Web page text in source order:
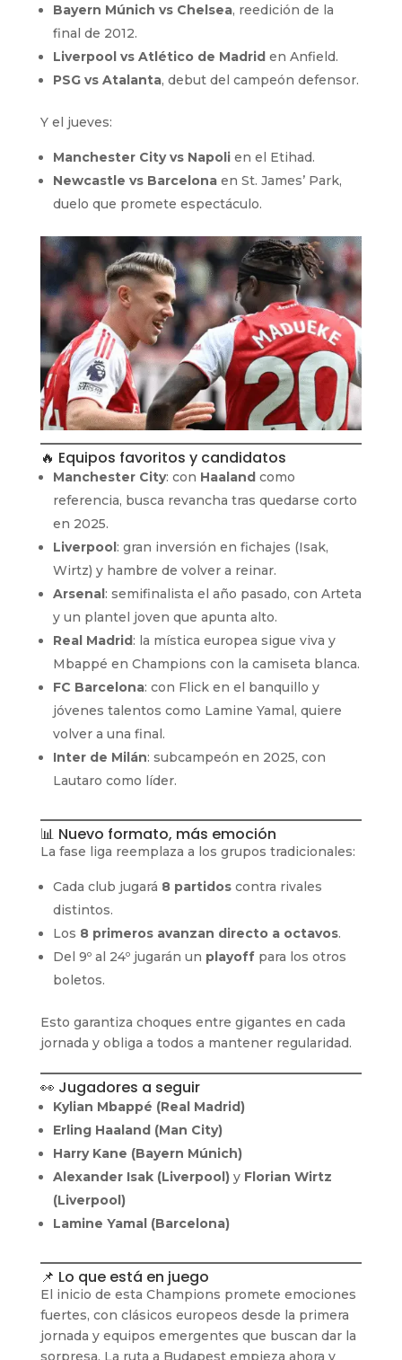
Bayern Múnich vs Chelsea, reedición de la
final de 2012.
Liverpool vs Atlético de Madriden Anfield.
PSG vs Atalanta, debut del campeón defensor.
Y el jueves:
Manchester City vs Napolien el Etihad.
Newcastle vs Barcelonaen St. James’ Park,
duelo que promete espectáculo.
🔥 Equipos favoritos y candidatos
Manchester City: con Haalandcomo
referencia, busca revancha tras quedarse corto
en 2025.
Liverpool: gran inversión en fichajes (Isak,
Wirtz) y hambre de volver a reinar.
Arsenal: semifinalista el año pasado, con Arteta
y un plantel joven que apunta alto.
Real Madrid: la mística europea sigue viva y
Mbappé en Champions con la camiseta blanca.
FC Barcelona: con Flick en el banquillo y
jóvenes talentos como Lamine Yamal, quiere
volver a una final.
Inter de Milán: subcampeón en 2025, con
Lautaro como líder.
📊 Nuevo formato, más emoción
La fase liga reemplaza a los grupos tradicionales:
Cada club jugará 8 partidoscontra rivales
distintos.
Los 8 primeros avanzan directo a octavos.
Del 9º al 24º jugarán un playoffpara los otros
boletos.
Esto garantiza choques entre gigantes en cada
jornada y obliga a todos a mantener regularidad.
👀 Jugadores a seguir
Kylian Mbappé (Real Madrid)
Erling Haaland (Man City)
Harry Kane (Bayern Múnich)
Alexander Isak (Liverpool)y Florian Wirtz
(Liverpool)
Lamine Yamal (Barcelona)
📌 Lo que está en juego
El inicio de esta Champions promete emociones
fuertes, con clásicos europeos desde la primera
jornada y equipos emergentes que buscan dar la
sorpresa. La ruta a Budapest empieza ahora y